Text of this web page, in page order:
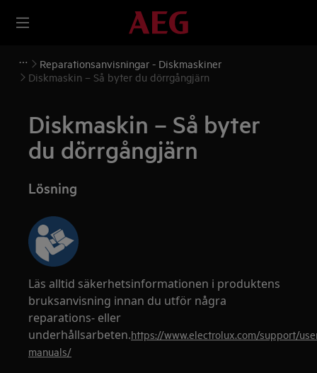
Reparationsanvisningar - Diskmaskiner
Diskmaskin – Så byter du dörrgångjärn
Diskmaskin – Så byter
du dörrgångjärn
Lösning
Läs alltid säkerhetsinformationen i produktens
bruksanvisning innan du utför några
reparations- eller
underhållsarbeten.https://www.electrolux.com/support/
manuals/